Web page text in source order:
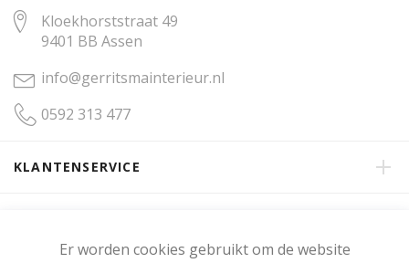
Er worden cookies gebruikt om de website
Kloekhorststraat 49
9401 BB Assen
info@gerritsmainterieur.nl
0592 313 477
KLANTENSERVICE